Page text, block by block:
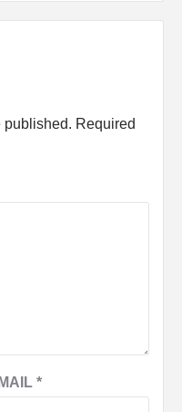
published. Required
*